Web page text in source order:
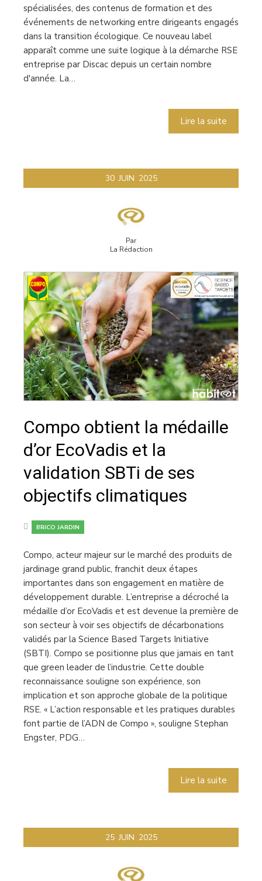
spécialisées, des contenus de formation et des
événements de networking entre dirigeants engagés
dans la transition écologique. Ce nouveau label
apparaît comme une suite logique à la démarche RSE
entreprise par Discac depuis un certain nombre
d'année. La…
Lire la suite
30 JUIN 2025
Par
La Rédaction
Compo obtient la médaille
d’or EcoVadis et la
validation SBTi de ses
objectifs climatiques
BRICO JARDIN
Compo, acteur majeur sur le marché des produits de
jardinage grand public, franchit deux étapes
importantes dans son engagement en matière de
développement durable. L’entreprise a décroché la
médaille d’or EcoVadis et est devenue la première de
son secteur à voir ses objectifs de décarbonations
validés par la Science Based Targets Initiative
(SBTI). Compo se positionne plus que jamais en tant
que green leader de l’industrie. Cette double
reconnaissance souligne son expérience, son
implication et son approche globale de la politique
RSE. « L’action responsable et les pratiques durables
font partie de l’ADN de Compo », souligne Stephan
Engster, PDG…
Lire la suite
25 JUIN 2025